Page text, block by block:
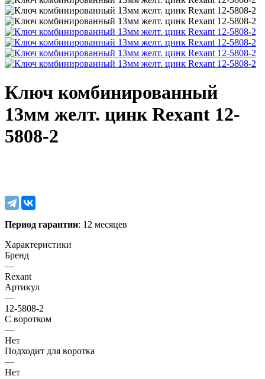
Ключ комбинированный
13мм желт. цинк Rexant 12-
5808-2
Период гарантии: 12 месяцев
Характеристики
Бренд
—
Rexant
Артикул
—
12-5808-2
С воротком
—
Нет
Подходит для воротка
—
Нет